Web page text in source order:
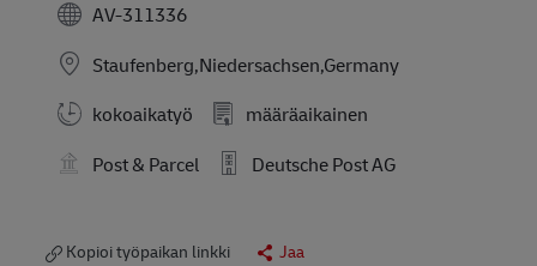
AV-311336
Staufenberg,Niedersachsen,Germany
kokoaikatyö
määräaikainen
Post & Parcel
Deutsche Post AG
Kopioi työpaikan linkki Jaa